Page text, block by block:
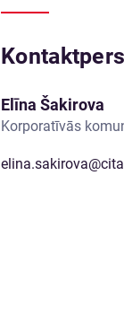
Elīna Šakirova
Korporatīvās